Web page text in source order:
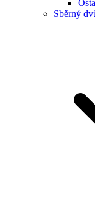
Sběrný